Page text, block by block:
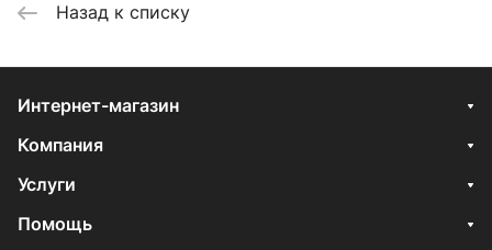
Назад к списку
Интернет-магазин
Компания
Услуги
Помощь